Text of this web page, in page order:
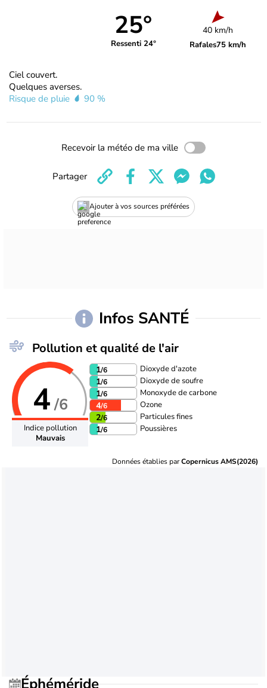
25°
Ressenti 24°
40 km/h
Rafales75 km/h
Ciel couvert.
Quelques averses.
Risque de pluie
90 %
Recevoir la météo de ma ville
Ajouter à vos sources préférées
Partager
Infos SANTÉ
Pollution et qualité de l'air
4/6
Indice pollution
Mauvais
1/6 Dioxyde d'azote
1/6 Dioxyde de soufre
1/6 Monoxyde de carbone
4/6 Ozone
2/6 Particules fines
1/6 Poussières
Données établies parCopernicus AMS(2026)
Éphéméride